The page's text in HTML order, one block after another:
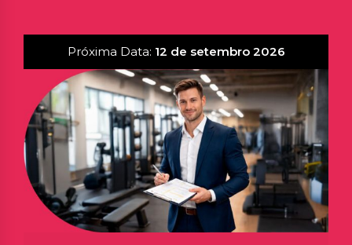
Próxima Data: 12 de setembro 2026